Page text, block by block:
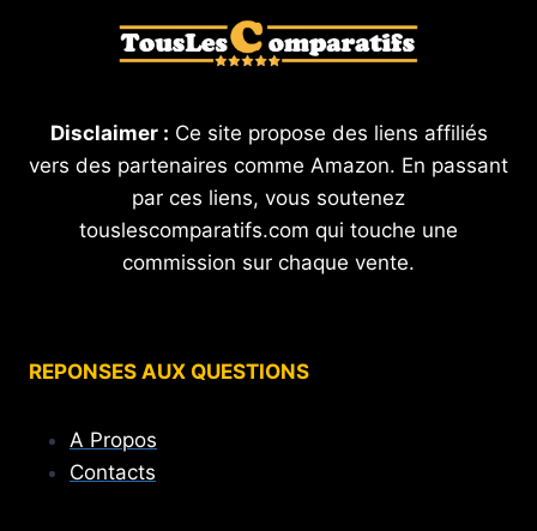
Disclaimer : Ce site propose des liens affiliés
vers des partenaires comme Amazon. En passant
par ces liens, vous soutenez
touslescomparatifs.com qui touche une
commission sur chaque vente.
REPONSES AUX QUESTIONS
A Propos
Contacts